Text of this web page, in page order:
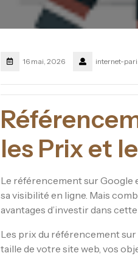
16 mai, 2026 internet-
les Prix et
Le référencement sur
sa visibilité en ligne. Mais
avantages d’investir dans
Les prix du référencement
taille de votre site web, vos